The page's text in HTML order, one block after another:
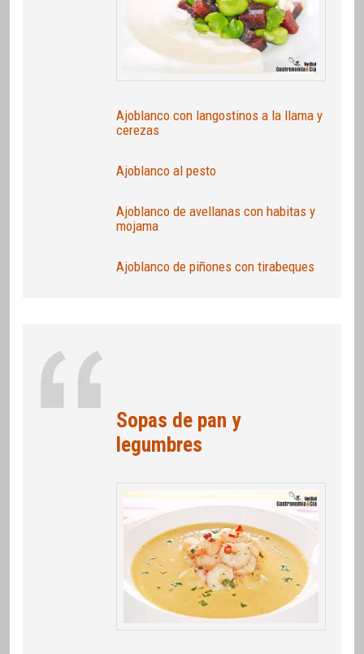
Ajoblanco con langostinos a la llama y
cerezas
Ajoblanco al pesto
Ajoblanco de avellanas con habitas y
mojama
Ajoblanco de piñones con tirabeques
Sopas de pan y
legumbres